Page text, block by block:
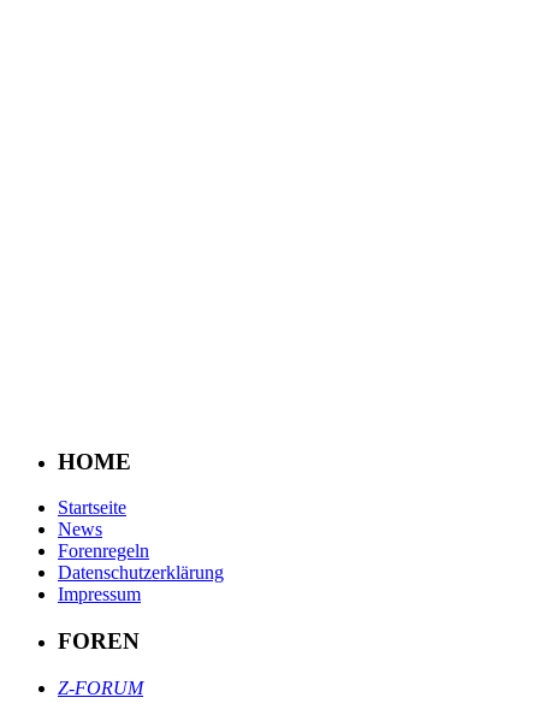
HOME
Startseite
News
Forenregeln
Datenschutzerklärung
Impressum
FOREN
Z-FORUM